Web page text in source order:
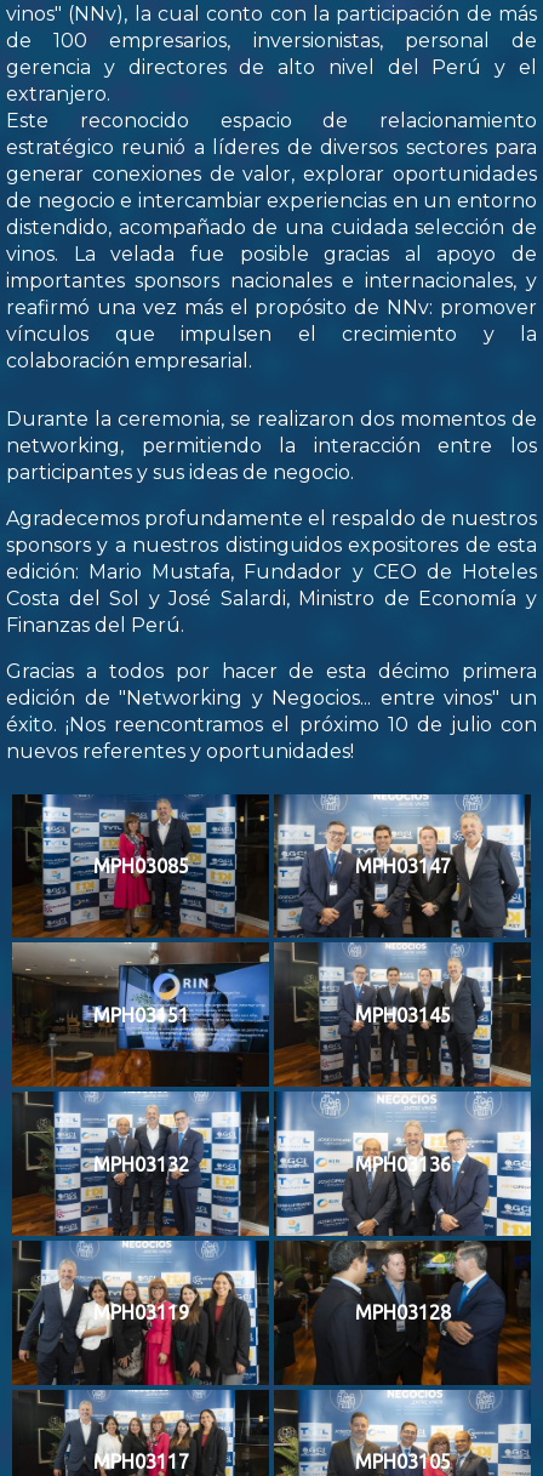
vinos" (NNv), la cual conto con la participación de más
de 100 empresarios, inversionistas, personal de
gerencia y directores de alto nivel del Perú y el
extranjero.
Este reconocido espacio de relacionamiento
estratégico reunió a líderes de diversos sectores para
generar conexiones de valor, explorar oportunidades
de negocio e intercambiar experiencias en un entorno
distendido, acompañado de una cuidada selección de
vinos. La velada fue posible gracias al apoyo de
importantes sponsors nacionales e internacionales, y
reafirmó una vez más el propósito de NNv: promover
vínculos que impulsen el crecimiento y la
colaboración empresarial.
Durante la ceremonia, se realizaron dos momentos de
networking, permitiendo la interacción entre los
participantes y sus ideas de negocio.
Agradecemos profundamente el respaldo de nuestros
sponsors y a nuestros distinguidos expositores de esta
edición: Mario Mustafa, Fundador y CEO de Hoteles
Costa del Sol y José Salardi, Ministro de Economía y
Finanzas del Perú.
Gracias a todos por hacer de esta décimo primera
edición de "Networking y Negocios... entre vinos" un
éxito. ¡Nos reencontramos el próximo 10 de julio con
nuevos referentes y oportunidades!
MPH03085 MPH03147
MPH03151 MPH03145
MPH03132 MPH03136
MPH03119 MPH03128
MPH03117 MPH03105